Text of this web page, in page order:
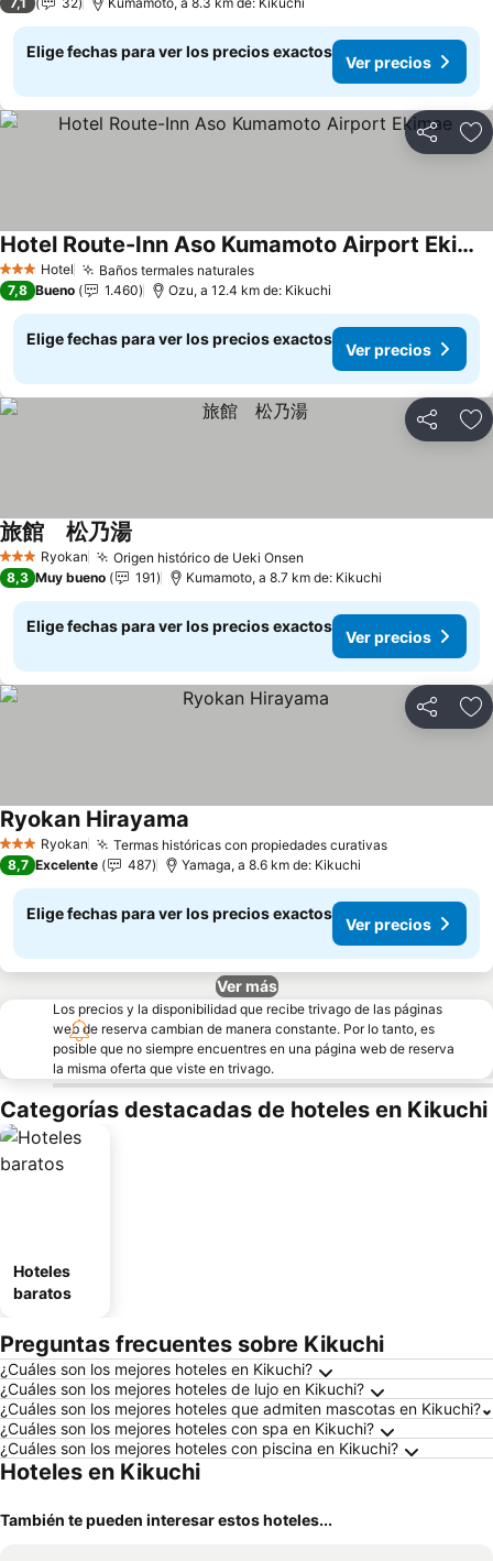
Elige fechas para ver los precios exactos
Ver precios
Compartir
3 Estrellas
Hotel Baños termales naturales
Hotel Route-Inn Aso Kumamoto Airport Ekimae
7,8 Bueno 1.460 Ozu, a 12.4 km de: Kikuchi
Elige fechas para ver los precios exactos
Ver precios
Compartir
3 EstrellasRyokan Origen histórico de Ueki Onsen
旅館 松乃湯
8,3 Muy bueno 191 Kumamoto, a 8.7 km de: Kikuchi
Elige fechas para ver los precios exactos
Ver precios
Compartir
3 EstrellasRyokan Termas históricas con propiedades curativas
Ryokan Hirayama
8,7 Excelente 487 Yamaga, a 8.6 km de: Kikuchi
Elige fechas para ver los precios exactos
Ver precios
Ver más
Los precios y la disponibilidad que recibe trivago de las páginas
web de reserva cambian de manera constante. Por lo tanto, es
posible que no siempre encuentres en una página web de reserva
la misma oferta que viste en trivago.
Categorías destacadas de hoteles en Kikuchi
Hoteles
baratos
Preguntas frecuentes sobre Kikuchi
¿Cuáles son los mejores hoteles en Kikuchi?
¿Cuáles son los mejores hoteles de lujo en Kikuchi?
¿Cuáles son los mejores hoteles que admiten mascotas en Kikuchi?
¿Cuáles son los mejores hoteles con spa en Kikuchi?
¿Cuáles son los mejores hoteles con piscina en Kikuchi?
Hoteles en Kikuchi
También te pueden interesar estos hoteles...